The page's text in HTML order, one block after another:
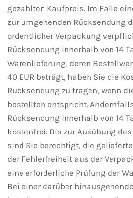
gezahlten Kaufpreis. Im Falle
zur umgehenden Rücksendung
ordentlicher Verpackung
Rücksendung innerhalb von 14
Warenlieferung, deren
40 EUR beträgt, haben Sie die
Rücksendung zu tragen, wenn
bestellten entspricht.
Rücksendung innerhalb von 14
kostenfrei. Bis zur Ausübung
sind Sie berechtigt, die
der Fehlerfreiheit aus der
eine erforderliche Prüfung der
Bei einer darüber